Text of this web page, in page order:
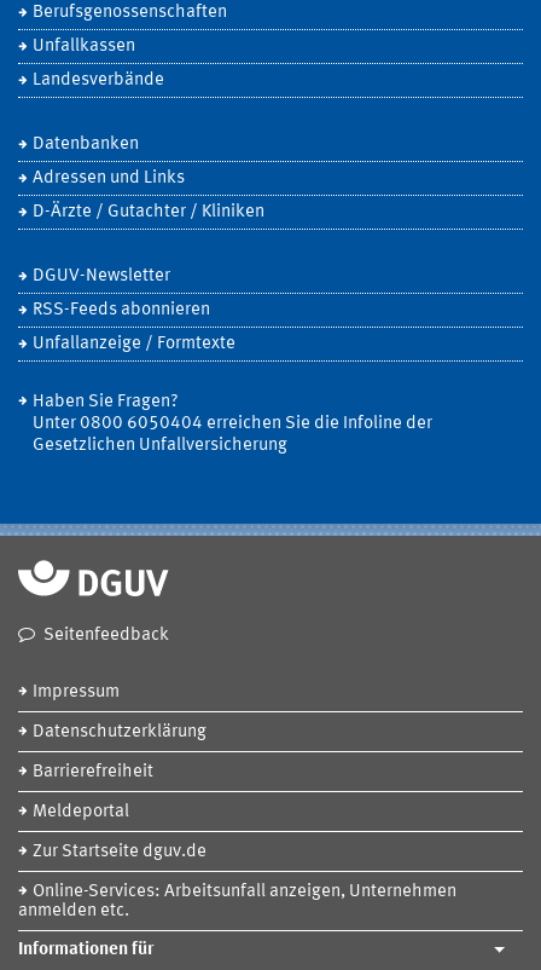
Berufsgenossenschaften
Unfallkassen
Landesverbände
Datenbanken
Adressen und Links
D-Ärzte / Gutachter / Kliniken
DGUV-Newsletter
RSS-Feeds abonnieren
Unfallanzeige / Formtexte
Haben Sie Fragen?
Unter 0800 6050404 erreichen Sie die Infoline der
Gesetzlichen Unfallversicherung
Seitenfeedback
Impressum
Datenschutzerklärung
Barrierefreiheit
Meldeportal
Zur Startseite dguv.de
Online-Services: Arbeitsunfall anzeigen, Unternehmen
anmelden etc.
Informationen für